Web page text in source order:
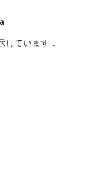
しています．